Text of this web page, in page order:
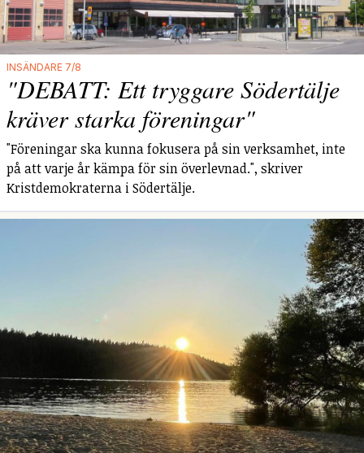
INSÄNDARE 7/8
"DEBATT: Ett tryggare Södertälje
kräver starka föreningar"
"Föreningar ska kunna fokusera på sin verksamhet, inte
på att varje år kämpa för sin överlevnad.", skriver
Kristdemokraterna i Södertälje.